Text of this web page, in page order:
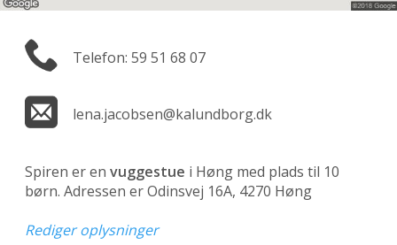
Telefon: 59 51 68 07
lena.jacobsen@kalundborg.dk
Spiren er en vuggestue i Høng med plads til 10
børn. Adressen er Odinsvej 16A, 4270 Høng
Rediger oplysninger